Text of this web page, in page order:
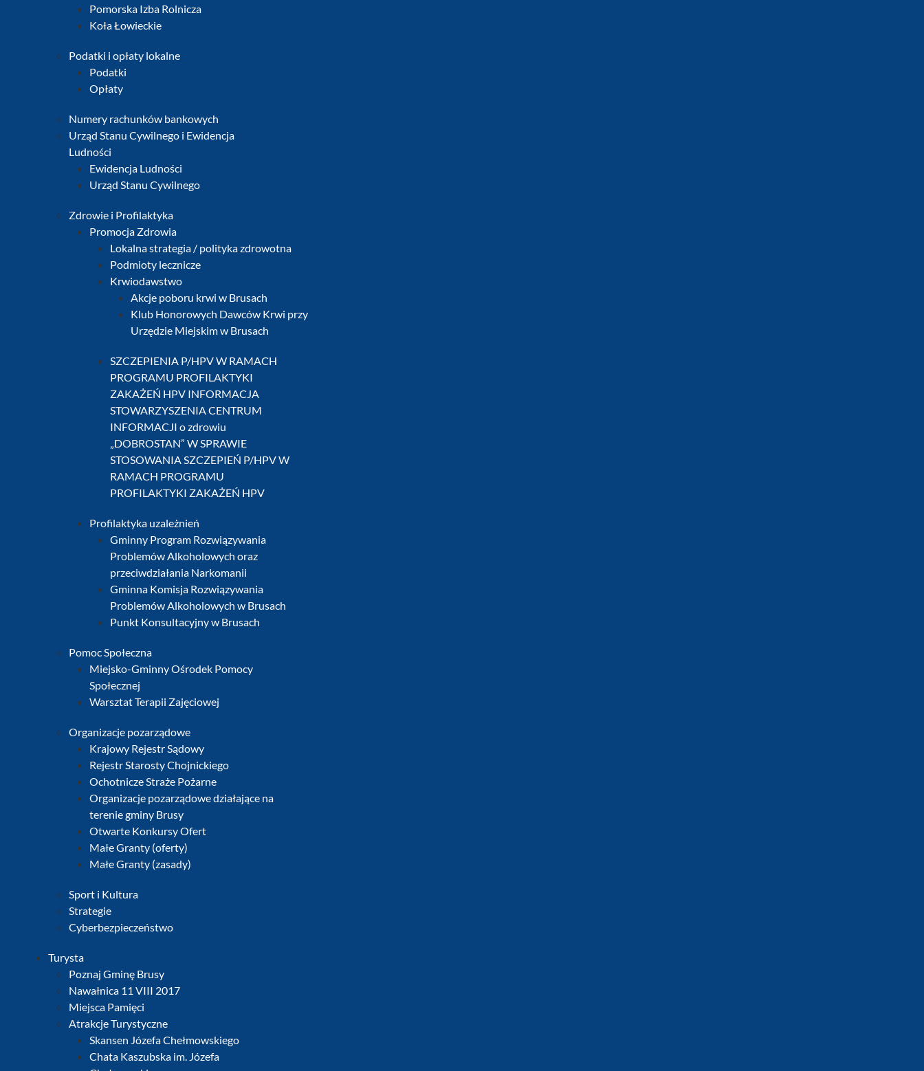
Pomorska Izba Rolnicza
Koła Łowieckie
Podatki i opłaty lokalne
Podatki
Opłaty
Numery rachunków bankowych
Urząd Stanu Cywilnego i Ewidencja
Ludności
Ewidencja Ludności
Urząd Stanu Cywilnego
Zdrowie i Profilaktyka
Promocja Zdrowia
Lokalna strategia / polityka zdrowotna
Podmioty lecznicze
Krwiodawstwo
Akcje poboru krwi w Brusach
Klub Honorowych Dawców Krwi przy
Urzędzie Miejskim w Brusach
SZCZEPIENIA P/HPV W RAMACH
PROGRAMU PROFILAKTYKI
ZAKAŻEŃ HPV INFORMACJA
STOWARZYSZENIA CENTRUM
INFORMACJI o zdrowiu
„DOBROSTAN” W SPRAWIE
STOSOWANIA SZCZEPIEŃ P/HPV W
RAMACH PROGRAMU
PROFILAKTYKI ZAKAŻEŃ HPV
Profilaktyka uzależnień
Gminny Program Rozwiązywania
Problemów Alkoholowych oraz
przeciwdziałania Narkomanii
Gminna Komisja Rozwiązywania
Problemów Alkoholowych w Brusach
Punkt Konsultacyjny w Brusach
Pomoc Społeczna
Miejsko-Gminny Ośrodek Pomocy
Społecznej
Warsztat Terapii Zajęciowej
Organizacje pozarządowe
Krajowy Rejestr Sądowy
Rejestr Starosty Chojnickiego
Ochotnicze Straże Pożarne
Organizacje pozarządowe działające na
terenie gminy Brusy
Otwarte Konkursy Ofert
Małe Granty (oferty)
Małe Granty (zasady)
Sport i Kultura
Strategie
Cyberbezpieczeństwo
Turysta
Poznaj Gminę Brusy
Nawałnica 11 VIII 2017
Miejsca Pamięci
Atrakcje Turystyczne
Skansen Józefa Chełmowskiego
Chata Kaszubska im. Józefa